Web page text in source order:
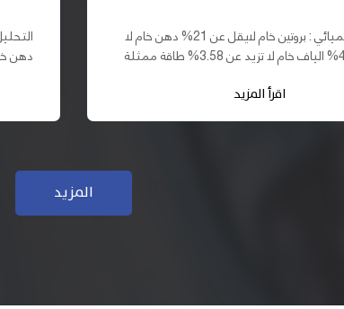
التحليل الكيميائي : بروتين خام لايقل عن 19% دهن خام لا
يقل عن 10% الياف خام لا تزيد عن 3.70% طاقة ممثلة لا
اقرأ المزيد
المزيد